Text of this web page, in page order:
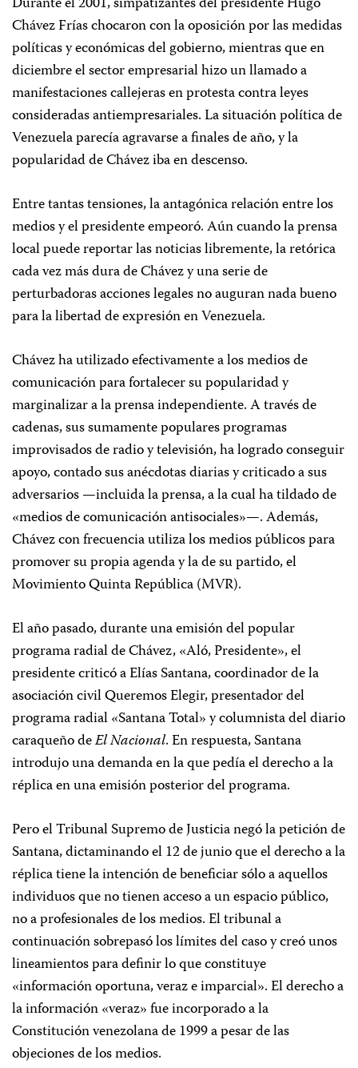
Chávez Frías chocaron con la oposición por las medidas
políticas y económicas del gobierno, mientras que en
diciembre el sector empresarial hizo un llamado a
manifestaciones callejeras en protesta contra leyes
consideradas antiempresariales. La situación política de
Venezuela parecía agravarse a finales de año, y la
popularidad de Chávez iba en descenso.
Entre tantas tensiones, la antagónica relación entre los
medios y el presidente empeoró. Aún cuando la prensa
local puede reportar las noticias libremente, la retórica
cada vez más dura de Chávez y una serie de
perturbadoras acciones legales no auguran nada bueno
para la libertad de expresión en Venezuela.
Chávez ha utilizado efectivamente a los medios de
comunicación para fortalecer su popularidad y
marginalizar a la prensa independiente. A través de
cadenas, sus sumamente populares programas
improvisados de radio y televisión, ha logrado conseguir
apoyo, contado sus anécdotas diarias y criticado a sus
adversarios —incluida la prensa, a la cual ha tildado de
«medios de comunicación antisociales»—. Además,
Chávez con frecuencia utiliza los medios públicos para
promover su propia agenda y la de su partido, el
Movimiento Quinta República (MVR).
El año pasado, durante una emisión del popular
programa radial de Chávez, «Aló, Presidente», el
presidente criticó a Elías Santana, coordinador de la
asociación civil Queremos Elegir, presentador del
programa radial «Santana Total» y columnista del diario
caraqueño deEl Nacional. En respuesta, Santana
introdujo una demanda en la que pedía el derecho a la
réplica en una emisión posterior del programa.
Pero el Tribunal Supremo de Justicia negó la petición de
Santana, dictaminando el 12 de junio que el derecho a la
réplica tiene la intención de beneficiar sólo a aquellos
individuos que no tienen acceso a un espacio público,
no a profesionales de los medios. El tribunal a
continuación sobrepasó los límites del caso y creó unos
lineamientos para definir lo que constituye
«información oportuna, veraz e imparcial». El derecho a
la información «veraz» fue incorporado a la
Constitución venezolana de 1999 a pesar de las
objeciones de los medios.